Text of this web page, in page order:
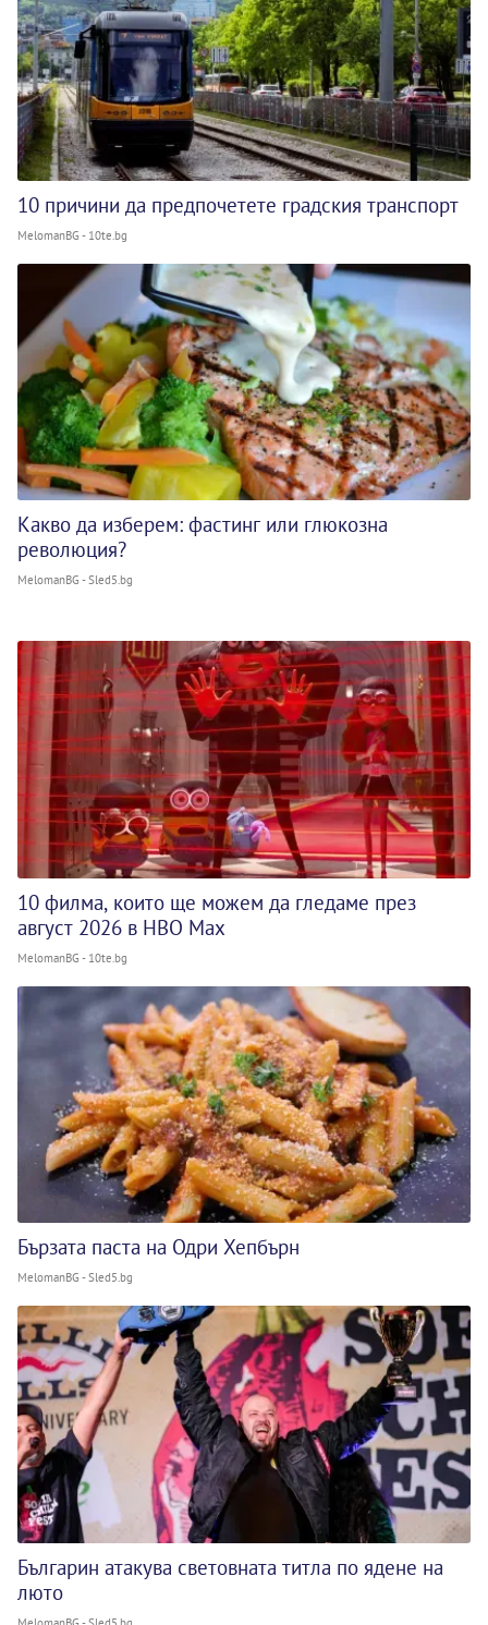
10 причини да предпочетете градския транспорт
MelomanBG - 10te.bg
Какво да изберем: фастинг или глюкозна
революция?
MelomanBG - Sled5.bg
10 филма, които ще можем да гледаме през
август 2026 в HBO Max
MelomanBG - 10te.bg
Бързата паста на Одри Хепбърн
MelomanBG - Sled5.bg
Българин атакува световната титла по ядене на
люто